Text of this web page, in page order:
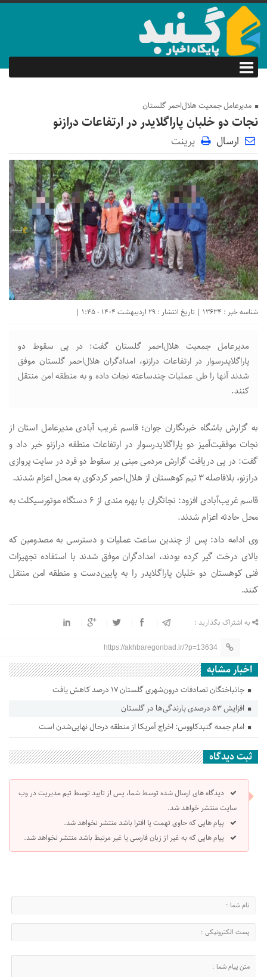
مدیرعامل جمعیت هلال‌احمر گلستان
نجات دو خلبان پاراگلایدر در ارتفاعات درازنو
ارسال پرینت
شناسه خبر : 13634 | تاریخ انتشار : 29 اردیبهشت 1404 - 1:45 |
مدیرعامل جمعیت هلال‌احمر گلستان گفت: در پی سقوط دو
پاراگلایدرسوار در ارتفاعات درازنو، امدادگران هلال‌احمر گلستان موفق
شدند آنها را طی عملیات چندساعته نجات داده و به منطقه امن منتقل
کنند.
به گزارش باشگاه خبرنگاران جوان؛ قاسم غریب آبادی مدیرعامل استان از
نجات موفقیت‌آمیز دو پاراگلایدرسوار در ارتفاعات منطقه درازنو خبر داد و
گفت: در پی دریافت گزارش مردمی مبنی بر سقوط دو فرد در سایت پروازی
درازنو، بلافاصله ۳ تیم کوهستان از هلال‌احمر کردکوی به محل اعزام شدند.
قاسم غریب‌آبادی افزود: نجاتگران با بهره مندی از ۶ دستگاه موتورسیکلت به
محل حادثه اعزام شدند.
وی ادامه داد: پس از چندین ساعت عملیات و دسترسی به مصدومین که
بالای درخت گیر کرده بودند، امدادگران موفق شدند با استفاده تجهیزات
فنی کوهستان دو خلبان پاراگلایدر را به پایین‌دست و منطقه امن منتقل
کنند.
به اشتراک بگذارید :
https://akhbaregonbad.ir/?p=13634
اخبار مشابه
جانباختگان تصادفات درون‌شهری گلستان ۱۷ درصد کاهش یافت
افزایش ۵۳ درصدی بارندگی‌ها در گلستان
امام جمعه گنبدکاووس: اخراج آمریکا از منطقه درحال نهایی‌شدن است
ثبت دیدگاه
دیدگاه های ارسال شده توسط شما، پس از تایید توسط تیم مدیریت در وب
سایت منتشر خواهد شد.
پیام هایی که حاوی تهمت یا افترا باشد منتشر نخواهد شد.
پیام هایی که به غیر از زبان فارسی یا غیر مرتبط باشد منتشر نخواهد شد.